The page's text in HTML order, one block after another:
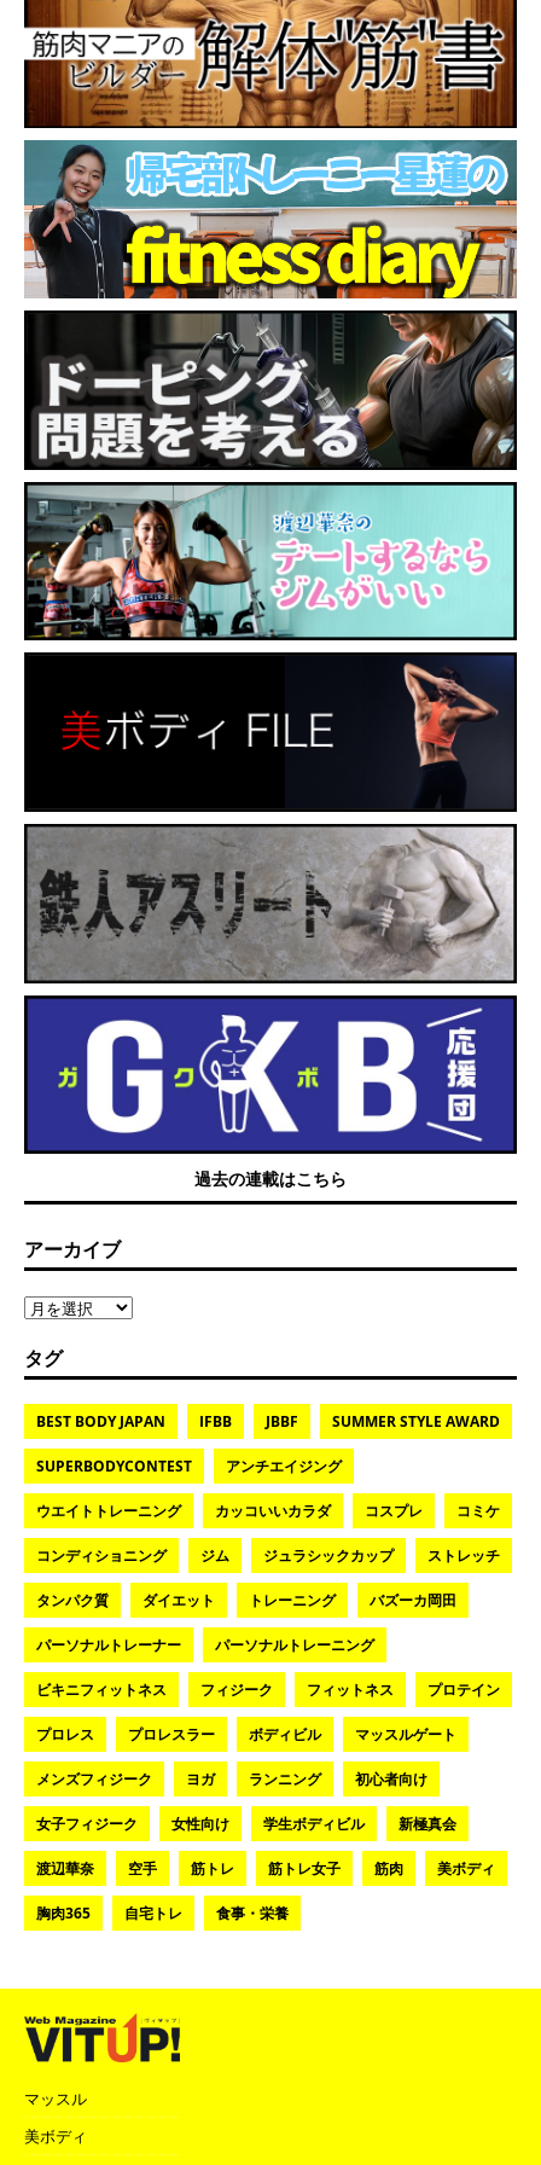
過去の連載はこちら
アーカイブ
タグ
BEST BODY JAPAN IFBB JBBF SUMMER STYLE AWARD
SUPERBODYCONTEST アンチエイジング
ウエイトトレーニング カッコいいカラダ コスプレ コミケ
コンディショニング ジム ジュラシックカップ ストレッチ
タンパク質 ダイエット トレーニング バズーカ岡田
パーソナルトレーナー パーソナルトレーニング
ビキニフィットネス フィジーク フィットネス プロテイン
プロレス プロレスラー ボディビル マッスルゲート
メンズフィジーク ヨガ ランニング 初心者向け
女子フィジーク 女性向け 学生ボディビル 新極真会
渡辺華奈 空手 筋トレ 筋トレ女子 筋肉 美ボディ
胸肉365 自宅トレ 食事・栄養
マッスル
美ボディ